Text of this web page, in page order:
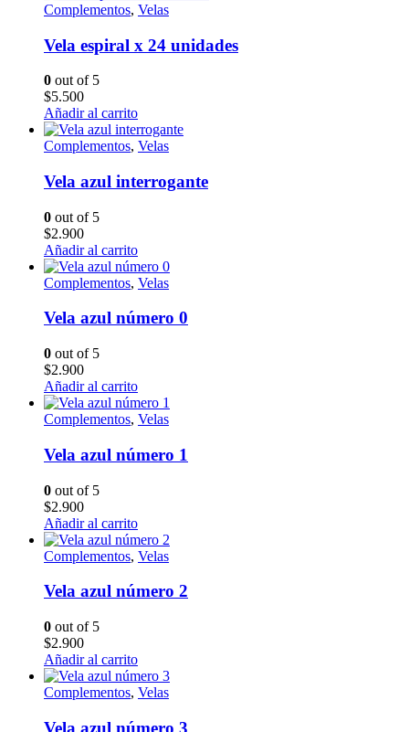
Complementos, Velas
Vela espiral x 24 unidades
0 out of 5
$5.500
Añadir al carrito
Complementos, Velas
Vela azul interrogante
0 out of 5
$2.900
Añadir al carrito
Complementos, Velas
Vela azul número 0
0 out of 5
$2.900
Añadir al carrito
Complementos, Velas
Vela azul número 1
0 out of 5
$2.900
Añadir al carrito
Complementos, Velas
Vela azul número 2
0 out of 5
$2.900
Añadir al carrito
Complementos, Velas
Vela azul número 3